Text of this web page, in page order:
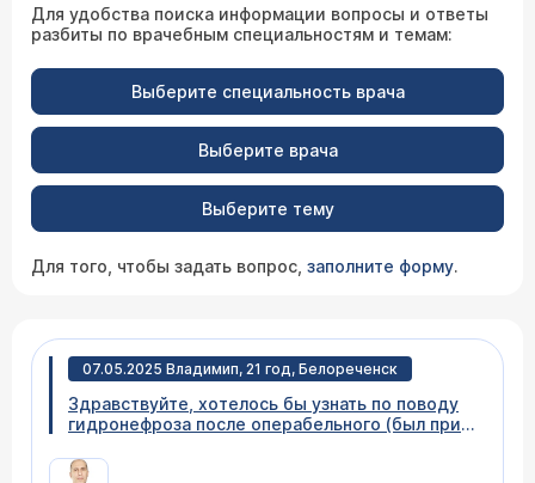
Для удобства поиска информации вопросы и ответы
разбиты по врачебным специальностям и темам:
Выберите специальность врача
Выберите врача
Выберите тему
Для того, чтобы задать вопрос, заполните форму.
07.05.2025 Владимип, 21 год, Белореченск
Здравствуйте, хотелось бы узнать по поводу
гидронефроза после операбельного (был при
вроде ничего не беспокоит, просто иногда